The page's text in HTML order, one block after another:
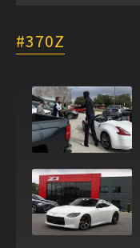
370Z